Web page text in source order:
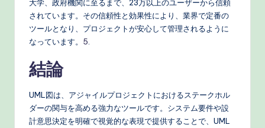
大学、政府機関に至るまで、23万以上のユーザーから信頼
されています。その信頼性と効果性により、業界で定番の
ツールとなり、プロジェクトが安心して管理されるように
なっています。 5
結論
UML図は、アジャイルプロジェクトにおけるステークホル
ダーの関与を高める強力なツールです。システム要件や設
計意思決定を明確で視覚的な表現で提供することで、UML